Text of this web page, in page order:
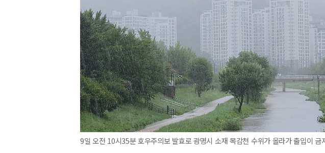
9일 오전 10시35분 호우주의보 발효로 광명시 소재 목감천 수위가 올라가 출입이